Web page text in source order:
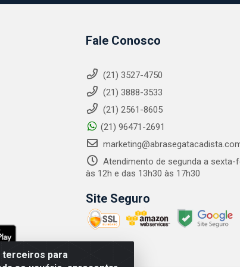
terceiros para
Fale Conosco
(21) 3527-4750
(21) 3888-3533
(21) 2561-8605
(21) 96471-2691
Atendimento de segunda a sexta-
às 12h e das 13h30 às 17h30
Site Seguro